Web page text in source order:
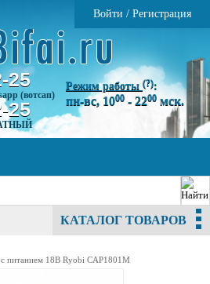
Войти / Регистрация
25
(вотсап)
25
Режим работы (?):
пн-вс, 1000 - 2200 мск.
КАТАЛОГ ТОВАРОВ
с питанием 18В Ryobi CAP1801M